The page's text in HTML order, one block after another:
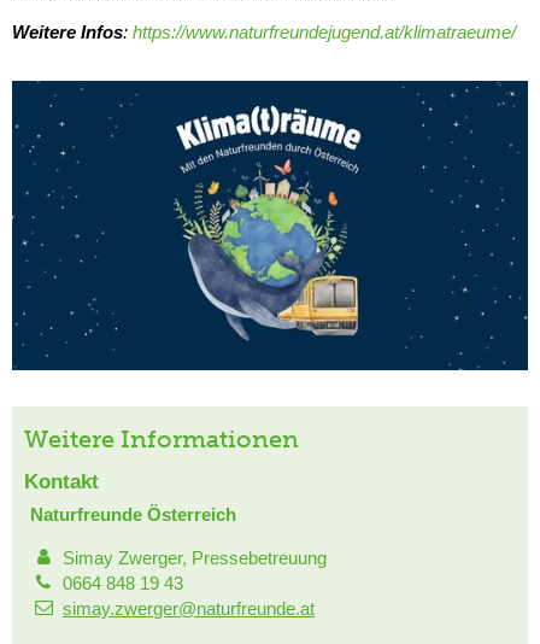
Weitere Infos: https://www.naturfreundejugend.at/klimatraeume/
Weitere Informationen
Kontakt
Naturfreunde Österreich
Simay Zwerger, Pressebetreuung
0664 848 19 43
simay.zwerger@naturfreunde.at